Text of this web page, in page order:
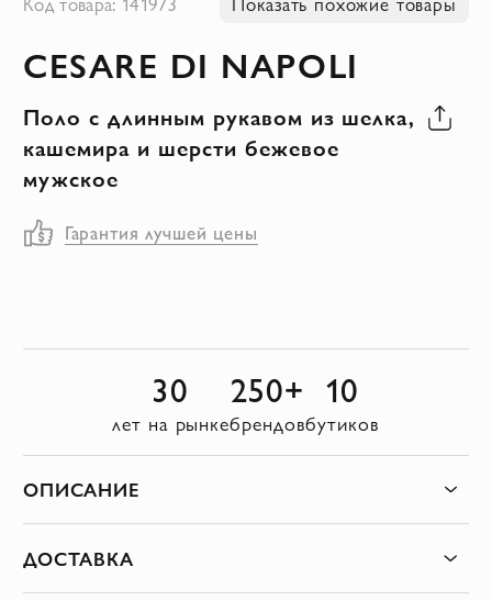
началу
изображений
CESARE DI NAPOLI
Поло с длинным рукавом из шелка,
кашемира и шерсти бежевое
мужское
Гарантия лучшей цены
30
лет на рынке
250+
брендов
10
бутиков
ОПИСАНИЕ
ДОСТАВКА